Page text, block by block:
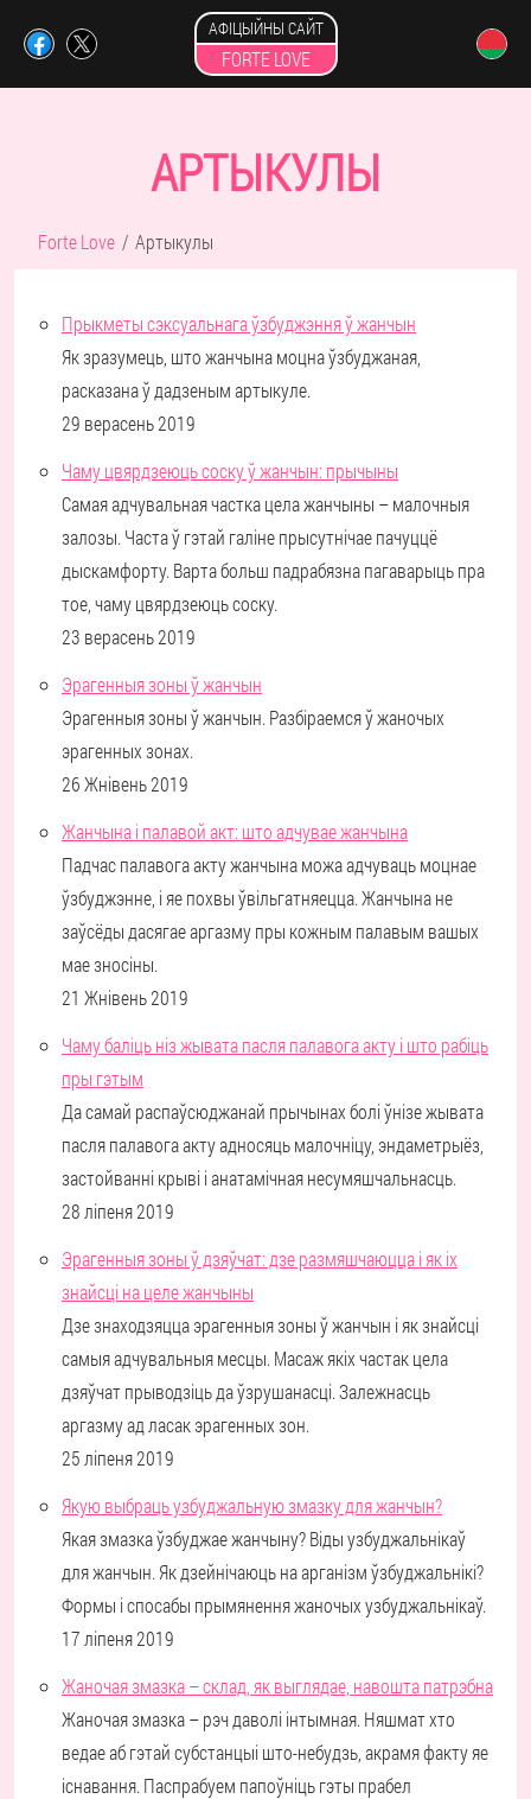
АФІЦЫЙНЫ САЙТ
FORTE LOVE
АРТЫКУЛЫ
Forte Love Артыкулы
Прыкметы сэксуальнага ўзбуджэння ў жанчын
Як зразумець, што жанчына моцна ўзбуджаная,
расказана ў дадзеным артыкуле.
29 верасень 2019
Чаму цвярдзеюць соску ў жанчын: прычыны
Самая адчувальная частка цела жанчыны – малочныя
залозы. Часта ў гэтай галіне прысутнічае пачуццё
дыскамфорту. Варта больш падрабязна пагаварыць пра
тое, чаму цвярдзеюць соску.
23 верасень 2019
Эрагенныя зоны ў жанчын
Эрагенныя зоны ў жанчын. Разбіраемся ў жаночых
эрагенных зонах.
26 Жнівень 2019
Жанчына і палавой акт: што адчувае жанчына
Падчас палавога акту жанчына можа адчуваць моцнае
ўзбуджэнне, і яе похвы ўвільгатняецца. Жанчына не
заўсёды дасягае аргазму пры кожным палавым вашых
мае зносіны.
21 Жнівень 2019
Чаму баліць ніз жывата пасля палавога акту і што рабіць
пры гэтым
Да самай распаўсюджанай прычынах болі ўнізе жывата
пасля палавога акту адносяць малочніцу, эндаметрыёз,
застойванні крыві і анатамічная несумяшчальнасць.
28 ліпеня 2019
Эрагенныя зоны ў дзяўчат: дзе размяшчаюцца і як іх
знайсці на целе жанчыны
Дзе знаходзяцца эрагенныя зоны ў жанчын і як знайсці
самыя адчувальныя месцы. Масаж якіх частак цела
дзяўчат прыводзіць да ўзрушанасці. Залежнасць
аргазму ад ласак эрагенных зон.
25 ліпеня 2019
Якую выбраць узбуджальную змазку для жанчын?
Якая змазка ўзбуджае жанчыну? Віды узбуджальнікаў
для жанчын. Як дзейнічаюць на арганізм ўзбуджальнікі?
Формы і спосабы прымянення жаночых узбуджальнікаў.
17 ліпеня 2019
Жаночая змазка – склад, як выглядае, навошта патрэбна
Жаночая змазка – рэч даволі інтымная. Няшмат хто
ведае аб гэтай субстанцыі што-небудзь, акрамя факту яе
існавання. Паспрабуем папоўніць гэты прабел